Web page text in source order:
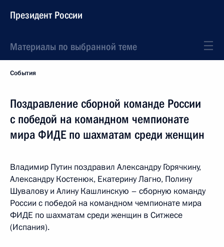
Президент России
Материалы по выбранной теме
События
Поздравление cборной команде России
с победой на командном чемпионате
мира ФИДЕ по шахматам среди женщин
Владимир Путин поздравил Александру Горячкину,
Александру Костенюк, Екатерину Лагно, Полину
Шувалову и Алину Кашлинскую – сборную команду
России с победой на командном чемпионате мира
ФИДЕ по шахматам среди женщин в Ситжесе
(Испания).